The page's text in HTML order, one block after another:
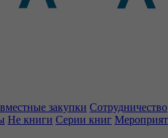
закупки Сотрудничество
Не книги Серии книг